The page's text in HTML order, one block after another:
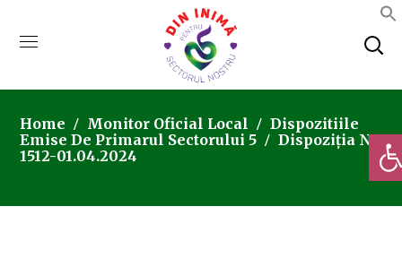
Home Monitor Oficial Local
Dispozitiile
Emise De Primarul Sectorului 5
Dispoziția Nr.
1512-01.04.2024